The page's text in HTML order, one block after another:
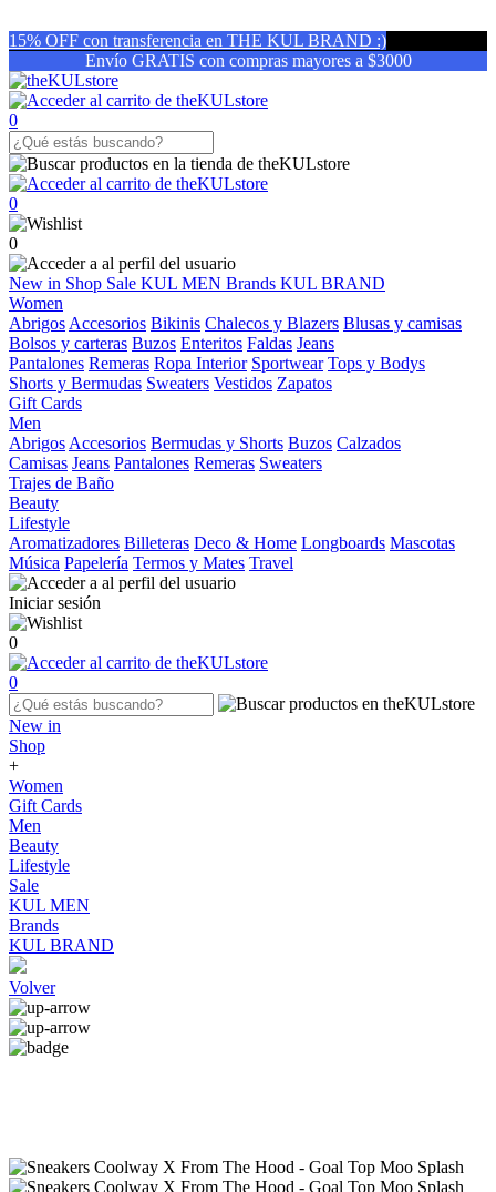
15% OFF con transferencia en THE KUL BRAND :)
Envío GRATIS con compras mayores a $3000
0
0
0
New in Shop Sale KUL MEN Brands KUL BRAND
Women
Abrigos Accesorios Bikinis Chalecos y Blazers Blusas y camisas
Bolsos y carteras Buzos Enteritos Faldas Jeans
Pantalones Remeras Ropa Interior Sportwear Tops y Bodys
Shorts y Bermudas Sweaters Vestidos Zapatos
Gift Cards
Men
Abrigos Accesorios Bermudas y Shorts Buzos Calzados
Camisas Jeans Pantalones Remeras Sweaters
Trajes de Baño
Beauty
Lifestyle
Aromatizadores Billeteras Deco & Home Longboards Mascotas
Música Papelería Termos y Mates Travel
Iniciar sesión
0
0
New in
Shop
+
Women
Gift Cards
Men
Beauty
Lifestyle
Sale
KUL MEN
Brands
KUL BRAND
Volver